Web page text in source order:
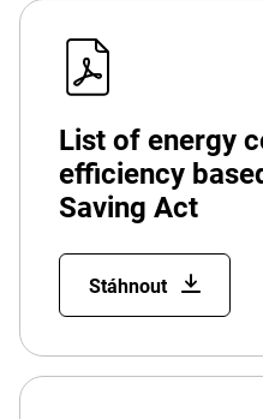
List of energy
efficiency
Saving Act
Stáhnout